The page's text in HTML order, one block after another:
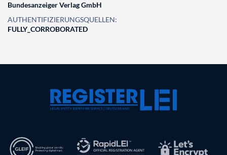
Bundesanzeiger Verlag GmbH
AUTHENTIFIZIERUNGSQUELLEN:
FULLY_CORROBORATED